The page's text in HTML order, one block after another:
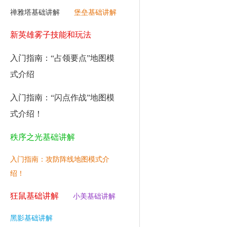
禅雅塔基础讲解 堡垒基础讲解
新英雄雾子技能和玩法
入门指南：“占领要点”地图模
式介绍
入门指南：“闪点作战”地图模
式介绍！
秩序之光基础讲解
入门指南：攻防阵线地图模式介
绍！
狂鼠基础讲解 小美基础讲解
黑影基础讲解